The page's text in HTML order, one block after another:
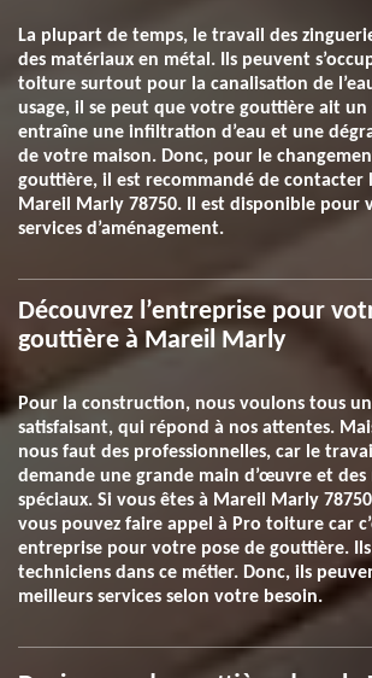
La plupart de temps, le travail des
des matériaux en métal. Ils peuvent
toiture surtout pour la canalisation de
usage, il se peut que votre gouttière ait un
entraîne une infiltration d’eau et une
de votre maison. Donc, pour le
gouttière, il est recommandé de contacter
Mareil Marly 78750. Il est disponible pour
services d’aménagement.
Découvrez l’entreprise pour
gouttière à Mareil Marly
Pour la construction, nous voulons tous
satisfaisant, qui répond à nos attentes.
nous faut des professionnelles, car le
demande une grande main d’œuvre et
spéciaux. Si vous êtes à Mareil Marly
vous pouvez faire appel à Pro toiture car
entreprise pour votre pose de gouttière.
techniciens dans ce métier. Donc, ils
meilleurs services selon votre besoin.